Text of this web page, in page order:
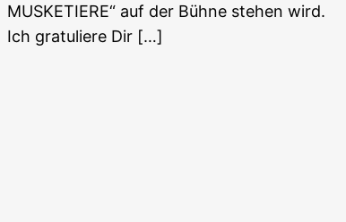
MUSKETIERE“ auf der Bühne stehen wird.
Ich gratuliere Dir […]